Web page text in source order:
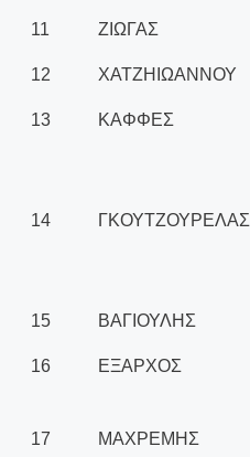
11 ΖΙΩΓΑΣ
12 ΧΑΤΖΗΙΩΑΝΝΟΥ
13 ΚΑΦΦΕΣ
14 ΓΚΟΥΤΖΟΥΡΕΛΑΣ
15 ΒΑΓΙΟΥΛΗΣ
16 ΕΞΑΡΧΟΣ
17 ΜΑΧΡΕΜΗΣ